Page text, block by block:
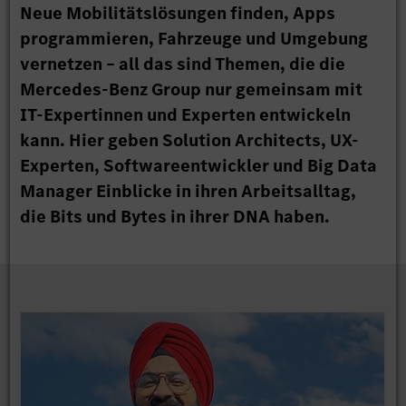
Neue Mobilitätslösungen finden, Apps
programmieren, Fahrzeuge und Umgebung
vernetzen – all das sind Themen, die die
Mercedes-Benz Group nur gemeinsam mit
IT-Expertinnen und Experten entwickeln
kann. Hier geben Solution Architects, UX-
Experten, Softwareentwickler und Big Data
Manager Einblicke in ihren Arbeitsalltag,
die Bits und Bytes in ihrer DNA haben.